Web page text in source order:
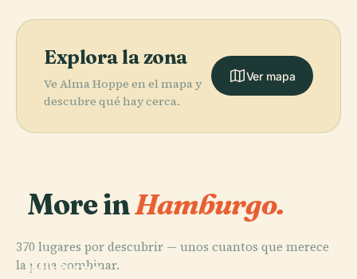
Explora la zona
Ve Alma Hoppe en el mapa y
descubre qué hay cerca.
Ver mapa
More inHamburgo.
370 lugares por descubrir — unos cuantos que merece
la pena combinar.
PLACE
Miniatur-
PLACE